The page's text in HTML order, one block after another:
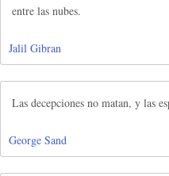
entre las nubes.
Jalil Gibran
Las decepciones no matan, y las
George Sand